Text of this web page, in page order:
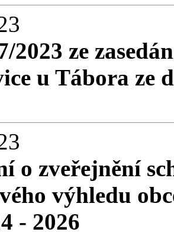
2023 ze
u Tábora ze
o zveřejnění
výhledu
- 2026